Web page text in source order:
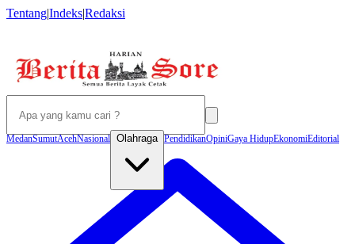
Tentang|Indeks|Redaksi
MedanSumutAcehNasional Olahraga PendidikanOpiniGaya HidupEkonomiEditorial